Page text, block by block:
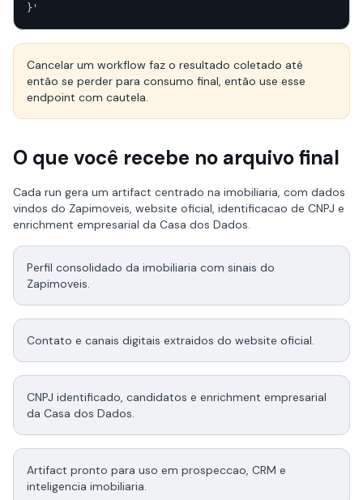
}'
Cancelar um workflow faz o resultado coletado até
então se perder para consumo final, então use esse
endpoint com cautela.
O que você recebe no arquivo final
Cada run gera um artifact centrado na imobiliaria, com dados
vindos do Zapimoveis, website oficial, identificacao de CNPJ e
enrichment empresarial da Casa dos Dados.
Perfil consolidado da imobiliaria com sinais do
Zapimoveis.
Contato e canais digitais extraidos do website oficial.
CNPJ identificado, candidatos e enrichment empresarial
da Casa dos Dados.
Artifact pronto para uso em prospeccao, CRM e
inteligencia imobiliaria.